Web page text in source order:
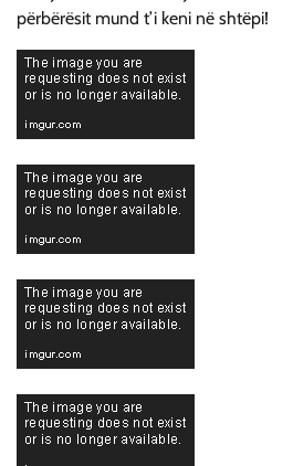
përbërësit mund t’i keni në shtëpi!